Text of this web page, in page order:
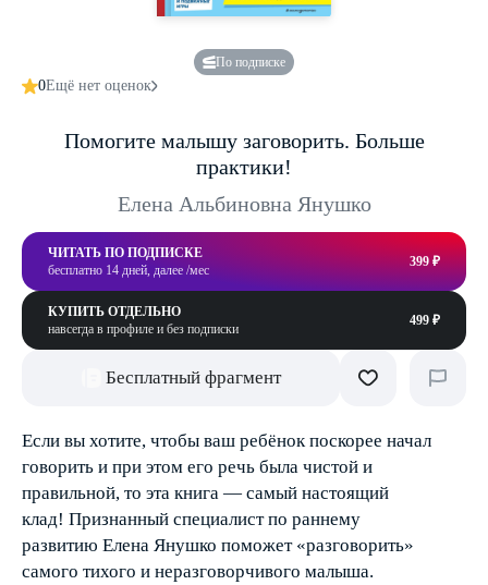
По подписке
0Ещё нет оценок
Помогите малышу заговорить. Больше
практики!
Елена Альбиновна Янушко
ЧИТАТЬ ПО ПОДПИСКЕ
бесплатно 14 дней, далее /мес
399 ₽
КУПИТЬ ОТДЕЛЬНО
навсегда в профиле и без подписки
499 ₽
Бесплатный фрагмент
Если вы хотите, чтобы ваш ребёнок поскорее начал
говорить и при этом его речь была чистой и
правильной, то эта книга — самый настоящий
клад! Признанный специалист по раннему
развитию Елена Янушко поможет «разговорить»
самого тихого и неразговорчивого малыша.